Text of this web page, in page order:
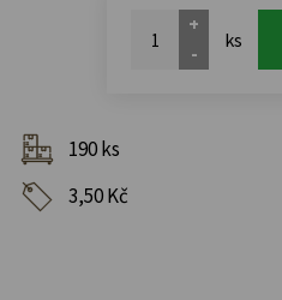
+
-
ks
190 ks
3,50 Kč